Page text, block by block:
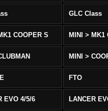
GLC Class
COOPER S
MINI >
FTO
EVO 4/5/6 LANCER